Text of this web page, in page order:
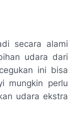
secara alami
udara dari
ini bisa
mungkin perlu
udara ekstra